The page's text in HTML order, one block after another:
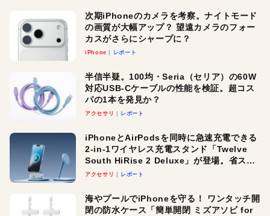
次期iPhoneのカメラを考察。ナイトモード
の画質が大幅アップ？ 望遠カメラのフォー
カスがさらにシャープに？
iPhone レポート
半信半疑。100均・Seria（セリア）の60W
対応USB-Cケーブルの性能を検証。超コス
パの1本を発見か？
アクセサリ レポート
iPhoneとAirPodsを同時に急速充電できる
2-in-1ワイヤレス充電スタンド「Twelve
South HiRise 2 Deluxe」が登場。省スペ
ースでおしゃれに充電したい人にオスス
アクセサリ レポート
海やプールでiPhoneを守る！ ワンタッチ開
閉の防水ケース「簡単開閉 ミズアソビ for